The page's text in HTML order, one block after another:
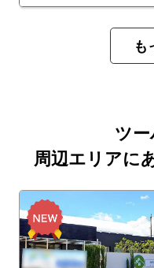
も
ツ
周辺エリアに